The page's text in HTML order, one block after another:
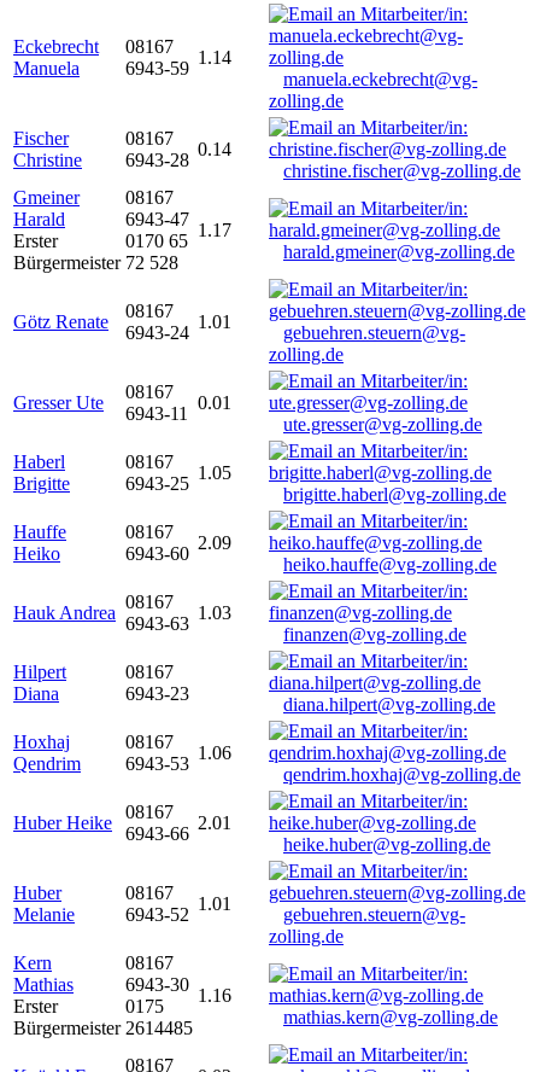
Eckebrecht
Manuela
08167
6943-59
1.14
manuela.eckebrecht@vg-
zolling.de
Fischer
Christine
08167
6943-28
0.14
christine.fischer@vg-zolling.de
Gmeiner
Harald
Erster
Bürgermeister
08167
6943-47
0170 65
72 528
1.17
harald.gmeiner@vg-zolling.de
Götz Renate
08167
6943-24
1.01
gebuehren.steuern@vg-
zolling.de
Gresser Ute
08167
6943-11
0.01
ute.gresser@vg-zolling.de
Haberl
Brigitte
08167
6943-25
1.05
brigitte.haberl@vg-zolling.de
Hauffe
Heiko
08167
6943-60
2.09
heiko.hauffe@vg-zolling.de
Hauk Andrea
08167
6943-63
1.03
finanzen@vg-zolling.de
Hilpert
Diana
08167
6943-23
diana.hilpert@vg-zolling.de
Hoxhaj
Qendrim
08167
6943-53
1.06
qendrim.hoxhaj@vg-zolling.de
Huber Heike
08167
6943-66
2.01
heike.huber@vg-zolling.de
Huber
Melanie
08167
6943-52
1.01
gebuehren.steuern@vg-
zolling.de
Kern
Mathias
Erster
Bürgermeister
08167
6943-30
0175
2614485
1.16
mathias.kern@vg-zolling.de
08167